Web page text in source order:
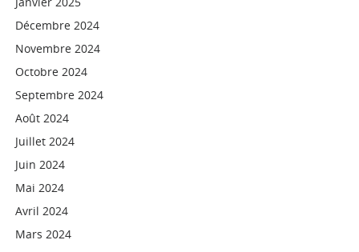
Décembre 2024
Novembre 2024
Octobre 2024
Septembre 2024
Août 2024
Juillet 2024
Juin 2024
Mai 2024
Avril 2024
Mars 2024